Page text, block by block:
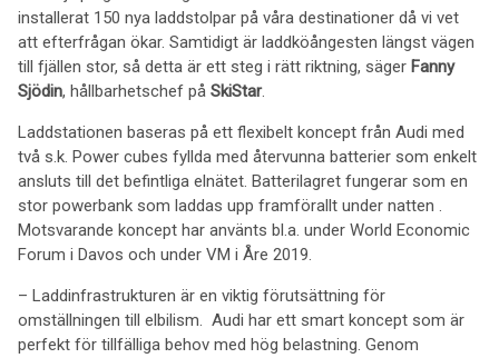
installerat 150 nya laddstolpar på våra destinationer då vi vet
att efterfrågan ökar. Samtidigt är laddköångesten längst vägen
till fjällen stor, så detta är ett steg i rätt riktning, säger Fanny
Sjödin, hållbarhetschef på SkiStar.
Laddstationen baseras på ett flexibelt koncept från Audi med
två s.k. Power cubes fyllda med återvunna batterier som enkelt
ansluts till det befintliga elnätet. Batterilagret fungerar som en
stor powerbank som laddas upp framförallt under natten .
Motsvarande koncept har använts bl.a. under World Economic
Forum i Davos och under VM i Åre 2019.
– Laddinfrastrukturen är en viktig förutsättning för
omställningen till elbilism. Audi har ett smart koncept som är
perfekt för tillfälliga behov med hög belastning. Genom